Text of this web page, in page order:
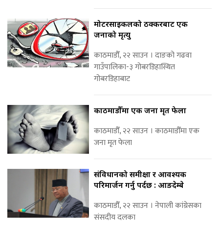
मोटरसाइकलको ठक्करबाट एक
जनाको मृत्यु
काठमाडौँ, २२ साउन । दाङको गढवा
गाउँपालिका-३ गोबरडिहास्थित
गोबरडिहाबाट
काठमाडौँमा एक जना मृत फेला
काठमाडौँ, २२ साउन । काठमाडौँमा एक
जना मृत फेला
संविधानको समीक्षा र आवश्यक
परिमार्जन गर्नु पर्दछ : आङदेम्बे
काठमाडौँ, २२ साउन । नेपाली कांग्रेसका
संसदीय दलका